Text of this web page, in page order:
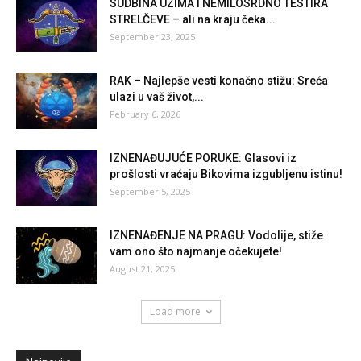
SUDBINA UZIMA I NEMILOSRDNO TESTIRA
STRELČEVE – ali na kraju čeka...
September 23, 2025
RAK – Najlepše vesti konačno stižu: Sreća
ulazi u vaš život,...
February 6, 2026
IZNENAĐUJUĆE PORUKE: Glasovi iz
prošlosti vraćaju Bikovima izgubljenu istinu!
September 5, 2025
IZNENAĐENJE NA PRAGU: Vodolije, stiže
vam ono što najmanje očekujete!
August 21, 2025
Load more